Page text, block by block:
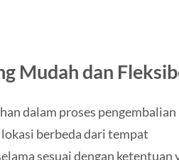
Mudah dan
dalam proses pengembalian
berbeda dari tempat
sesuai dengan ketentuan